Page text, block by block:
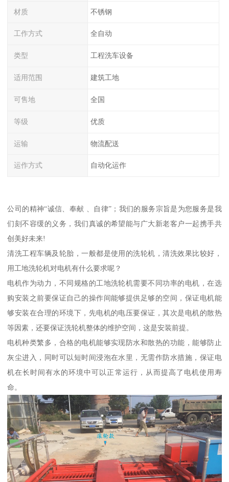
材质 不锈钢
工作方式 全自动
类型 工程洗车设备
适用范围 建筑工地
可售地 全国
等级 优质
运输 物流配送
运作方式 自动化运作
公司的精神“诚信、奉献 、自律”；我们的服务宗旨是为您服务是我
们刻不容缓的义务，我们真诚的希望能与广大新老客户一起携手共
创美好未来!
清洗工程车辆及轮胎，一般都是使用的洗轮机，清洗效果比较好，
用工地洗轮机对电机有什么要求呢？
电机作为动力，不同规格的工地洗轮机需要不同功率的电机，在选
购安装之前要保证自己的操作间能够提供足够的空间，保证电机能
够安装在合理的环境下，先电机的电压要保证，其次是电机的散热
等因素，还要保证洗轮机整体的维护空间，这是安装前提。
电机种类繁多，合格的电机能够实现防水和散热的功能，能够防止
灰尘进入，同时可以短时间浸泡在水里，无需作防水措施，保证电
机在长时间有水的环境中可以正常运行，从而提高了电机使用寿
命。